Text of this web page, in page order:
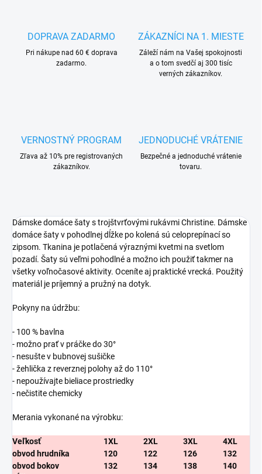
DOPRAVA ZADARMO
Pri nákupe nad 60 € doprava
zadarmo.
ZÁKAZNÍCI NA 1. MIESTE
Záleží nám na Vašej spokojnosti
a o tom svedčí aj 300 tisíc
verných zákazníkov.
VERNOSTNÝ PROGRAM
Zľava až 10% pre registrovaných
zákazníkov.
JEDNODUCHÉ VRÁTENIE
Bezpečné a jednoduché vrátenie
tovaru.
Dámske domáce šaty s trojštvrťovými rukávmi Christine. Dámske
domáce šaty v pohodlnej dĺžke po kolená sú celoprepínací so
zipsom. Tkanina je potlačená výraznými kvetmi na svetlom
pozadí. Šaty sú veľmi pohodlné a možno ich použiť takmer na
všetky voľnočasové aktivity. Oceníte aj praktické vrecká. Použitý
materiál je príjemný a pružný na dotyk.
Pokyny na údržbu:
- 100 % bavlna
- možno prať v práčke do 30°
- nesušte v bubnovej sušičke
- žehlička z reverznej polohy až do 110°
- nepoužívajte bieliace prostriedky
- nečistite chemicky
Merania vykonané na výrobku:
Veľkosť 1XL 2XL 3XL
4XL
obvod hrudníka
120 122 126
132
obvod bokov
132 134 138
140